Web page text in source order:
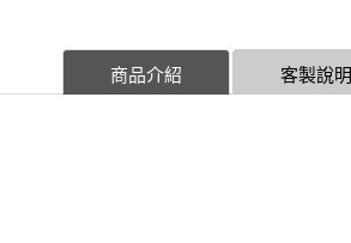
客製說明
商品介紹